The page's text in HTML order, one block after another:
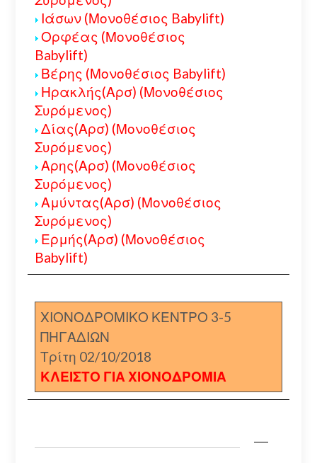
Ιάσων (Μονοθέσιος Babylift)
Ορφέας (Μονοθέσιος
Babylift)
Βέρης (Μονοθέσιος Babylift)
Ηρακλής(Αρσ) (Μονοθέσιος
Συρόμενος)
Δίας(Αρσ) (Μονοθέσιος
Συρόμενος)
Αρης(Αρσ) (Μονοθέσιος
Συρόμενος)
Αμύντας(Αρσ) (Μονοθέσιος
Συρόμενος)
Ερμής(Αρσ) (Μονοθέσιος
Babylift)
ΧΙΟΝΟΔΡΟΜΙΚΟ ΚΕΝΤΡΟ 3-5
ΠΗΓΑΔΙΩΝ
Τρίτη 02/10/2018
ΚΛΕΙΣΤΟ ΓΙΑ ΧΙΟΝΟΔΡΟΜΙΑ